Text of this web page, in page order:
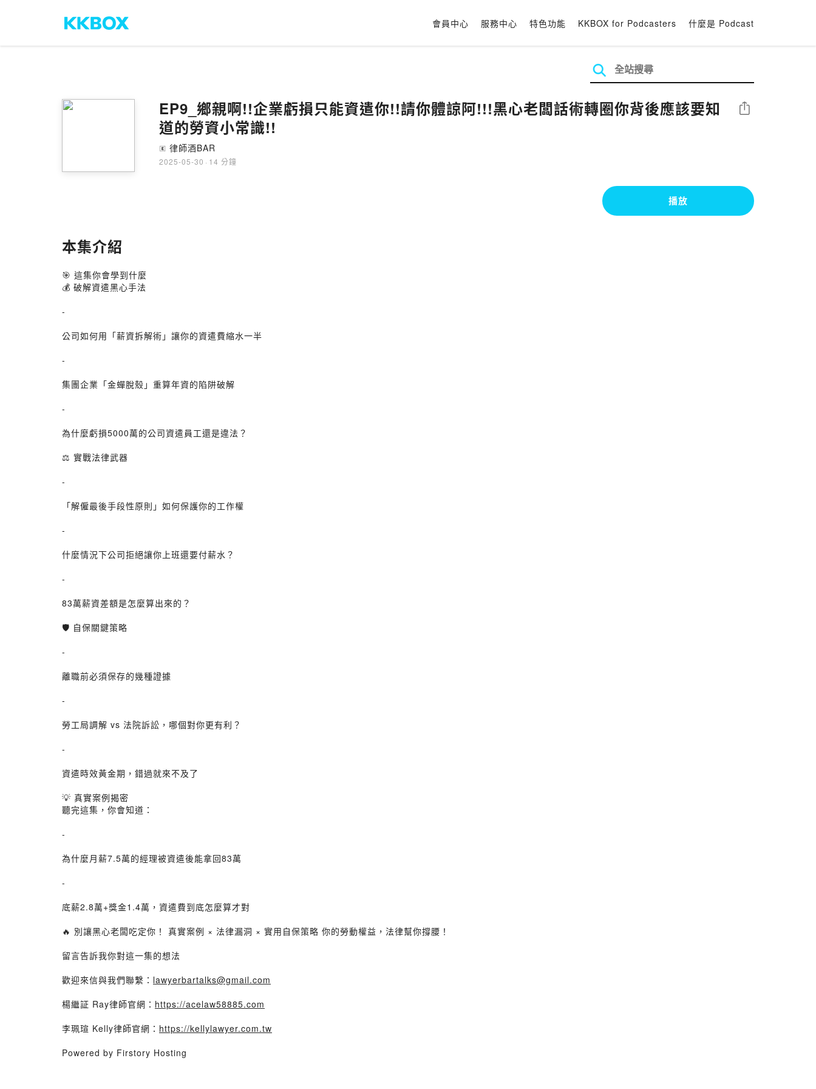
會員中心 服務中心 特色功能 KKBOX for Podcasters 什麼是 Podcast
EP9_鄉親啊!!企業虧損只能資遣你!!請你體諒阿!!!黑心老闆話術轉圈你背後應該要知
道的勞資小常識!!
🄴 律師酒BAR
2025-05-30 · 14 分鐘
分享
播放
本集介紹
🎯 這集你會學到什麼
💰 破解資遣黑心手法
-
公司如何用「薪資拆解術」讓你的資遣費縮水一半
-
集團企業「金蟬脫殼」重算年資的陷阱破解
-
為什麼虧損5000萬的公司資遣員工還是違法？
⚖️ 實戰法律武器
-
「解僱最後手段性原則」如何保護你的工作權
-
什麼情況下公司拒絕讓你上班還要付薪水？
-
83萬薪資差額是怎麼算出來的？
🛡️ 自保關鍵策略
-
離職前必須保存的幾種證據
-
勞工局調解 vs 法院訴訟，哪個對你更有利？
-
資遣時效黃金期，錯過就來不及了
💡 真實案例揭密
聽完這集，你會知道：
-
為什麼月薪7.5萬的經理被資遣後能拿回83萬
-
底薪2.8萬+獎金1.4萬，資遣費到底怎麼算才對
🔥 別讓黑心老闆吃定你！ 真實案例 × 法律漏洞 × 實用自保策略 你的勞動權益，法律幫你撐腰！
留言告訴我你對這一集的想法
歡迎來信與我們聯繫： lawyerbartalks@gmail.com
楊繼証 Ray律師官網： https://acelaw58885.com
李珮瑄 Kelly律師官網： https://kellylawyer.com.tw
Powered by Firstory Hosting